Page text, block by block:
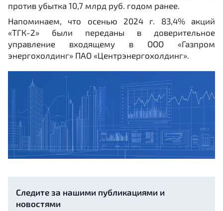
против убытка 10,7 млрд руб. годом ранее.
Напоминаем, что осенью 2024 г. 83,4% акций
«ТГК-2» были переданы в доверительное
управление входящему в ООО «Газпром
энергохолдинг» ПАО «Центрэнергохолдинг».
Следите за нашими публикациями и
новостями